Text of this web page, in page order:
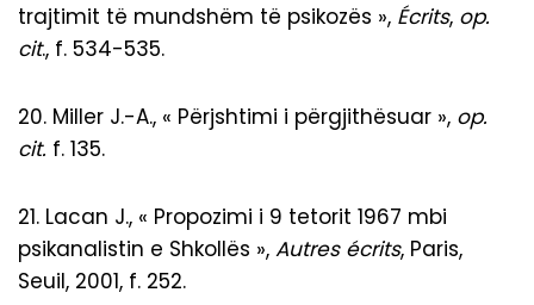
trajtimit të mundshëm të psikozës », Écrits, op.
cit., f. 534-535.
20. Miller J.-A., « Përjshtimi i përgjithësuar », op.
cit. f. 135.
21. Lacan J., « Propozimi i 9 tetorit 1967 mbi
psikanalistin e Shkollës », Autres écrits, Paris,
Seuil, 2001, f. 252.